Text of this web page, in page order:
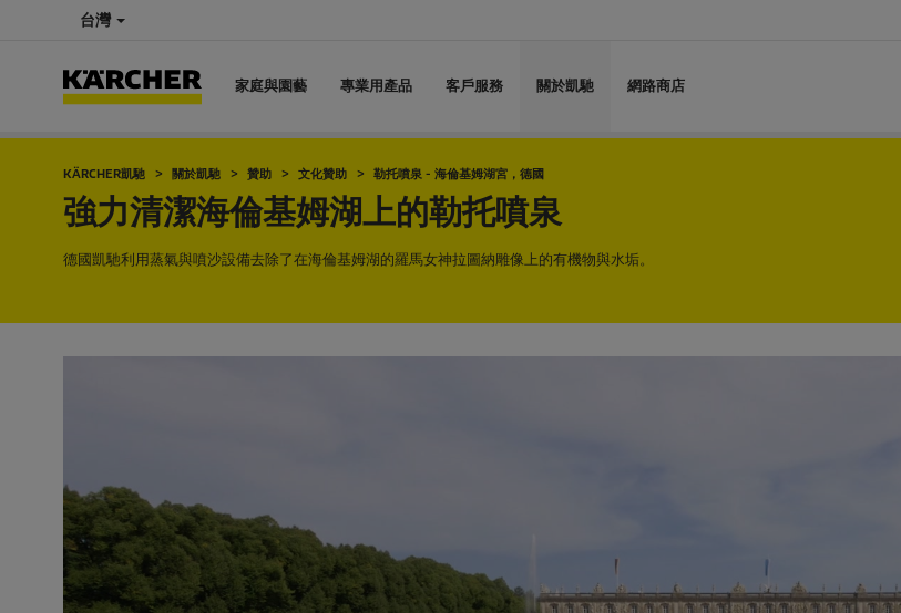
台灣
家庭與園藝 專業用產品 客戶服務 關於凱馳 網路商店
KÄRCHER凱馳 關於凱馳 贊助 文化贊助 勒托噴泉 - 海倫基姆湖宮，德國
強力清潔海倫基姆湖上的勒托噴泉
德國凱馳利用蒸氣與噴沙設備去除了在海倫基姆湖的羅馬女神拉圖納雕像上的有機物與水垢。